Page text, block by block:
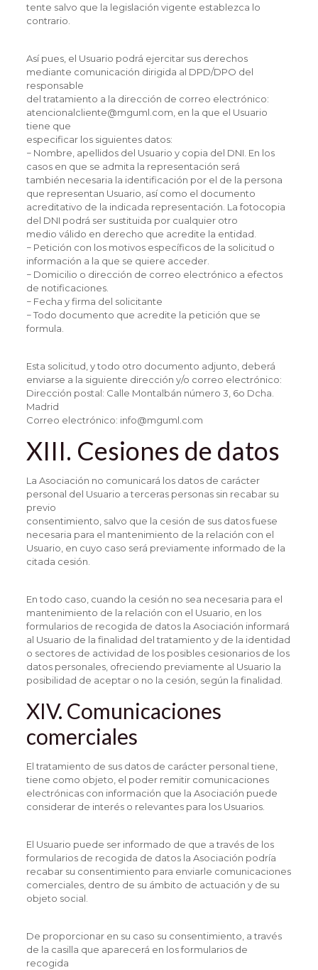
tente salvo que la legislación vigente establezca lo
contrario.
Así pues, el Usuario podrá ejercitar sus derechos
mediante comunicación dirigida al DPD/DPO del
responsable
del tratamiento a la dirección de correo electrónico:
atencionalcliente@mguml.com, en la que el Usuario
tiene que
especificar los siguientes datos:
− Nombre, apellidos del Usuario y copia del DNI. En los
casos en que se admita la representación será
también necesaria la identificación por el de la persona
que representan Usuario, así como el documento
acreditativo de la indicada representación. La fotocopia
del DNI podrá ser sustituida por cualquier otro
medio válido en derecho que acredite la entidad.
− Petición con los motivos específicos de la solicitud o
información a la que se quiere acceder.
− Domicilio o dirección de correo electrónico a efectos
de notificaciones.
− Fecha y firma del solicitante
− Todo documento que acredite la petición que se
formula.
Esta solicitud, y todo otro documento adjunto, deberá
enviarse a la siguiente dirección y/o correo electrónico:
Dirección postal: Calle Montalbán número 3, 6o Dcha.
Madrid
Correo electrónico: info@mguml.com
XIII. Cesiones de datos
La Asociación no comunicará los datos de carácter
personal del Usuario a terceras personas sin recabar su
previo
consentimiento, salvo que la cesión de sus datos fuese
necesaria para el mantenimiento de la relación con el
Usuario, en cuyo caso será previamente informado de la
citada cesión.
En todo caso, cuando la cesión no sea necesaria para el
mantenimiento de la relación con el Usuario, en los
formularios de recogida de datos la Asociación informará
al Usuario de la finalidad del tratamiento y de la identidad
o sectores de actividad de los posibles cesionarios de los
datos personales, ofreciendo previamente al Usuario la
posibilidad de aceptar o no la cesión, según la finalidad.
XIV. Comunicaciones
comerciales
El tratamiento de sus datos de carácter personal tiene,
tiene como objeto, el poder remitir comunicaciones
electrónicas con información que la Asociación puede
considerar de interés o relevantes para los Usuarios.
El Usuario puede ser informado de que a través de los
formularios de recogida de datos la Asociación podría
recabar su consentimiento para enviarle comunicaciones
comerciales, dentro de su ámbito de actuación y de su
objeto social.
De proporcionar en su caso su consentimiento, a través
de la casilla que aparecerá en los formularios de
recogida